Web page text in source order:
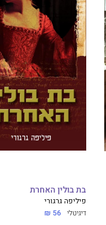
בת בולין האחרת
פיליפה גרגורי
דיגיטלי 56 ₪